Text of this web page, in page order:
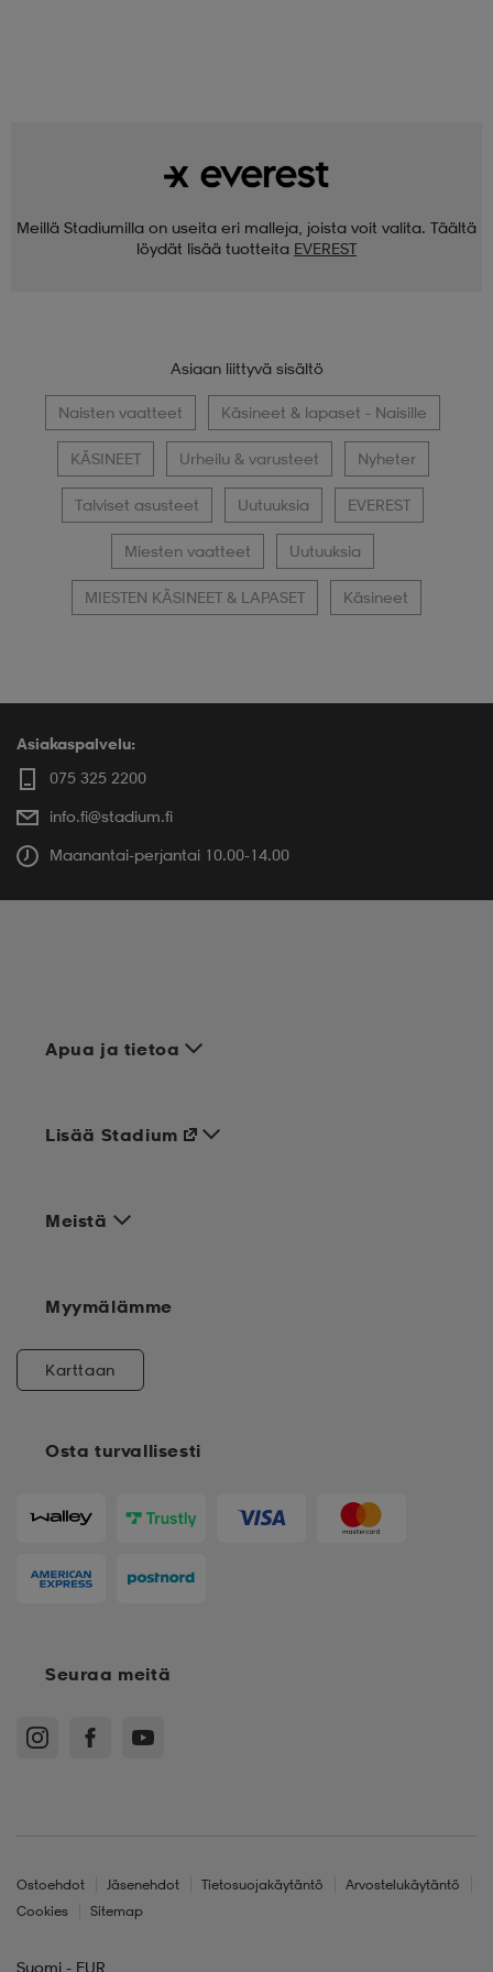
Meillä Stadiumilla on useita eri malleja, joista voit valita. Täältä
löydät lisää tuotteita EVEREST
Asiaan liittyvä sisältö
Naisten vaatteet Käsineet & lapaset - Naisille
KÄSINEET Urheilu & varusteet Nyheter
Talviset asusteet Uutuuksia EVEREST
Miesten vaatteet Uutuuksia
MIESTEN KÄSINEET & LAPASET Käsineet
Asiakaspalvelu:
075 325 2200
info.fi@stadium.fi
Maanantai-perjantai 10.00-14.00
Apua ja tietoa
Meistä
Osta turvallisesti
Lisää Stadium
Myymälämme
Karttaan
Seuraa meitä
Ostoehdot Jäsenehdot Tietosuojakäytäntö
Arvostelukäytäntö
Cookies
Sitemap
Suomi - EUR